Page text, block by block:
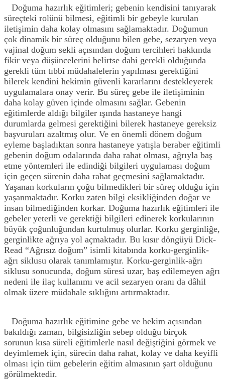
Doğuma hazırlık eğitimleri; gebenin kendisini tanıyarak
süreçteki rolünü bilmesi, eğitimli bir gebeyle kurulan
iletişimin daha kolay olmasını sağlamaktadır. Doğumun
çok dinamik bir süreç olduğunu bilen gebe, sezaryen veya
vajinal doğum sekli açısından doğum tercihleri hakkında
fikir veya düşüncelerini belirtse dahi gerekli olduğunda
gerekli tüm tıbbi müdahalelerin yapılması gerektiğini
bilerek kendini hekimin güvenli kararlarını destekleyerek
uygulamalara onay verir. Bu süreç gebe ile iletişiminin
daha kolay güven içinde olmasını sağlar. Gebenin
eğitimlerde aldığı bilgiler ışında hastaneye hangi
durumlarda gelmesi gerektiğini bilerek hastaneye gereksiz
başvuruları azaltmış olur. Ve en önemli dönem doğum
eyleme başladıktan sonra hastaneye yatışla beraber eğitimli
gebenin doğum odalarında daha rahat olması, ağrıyla baş
etme yöntemleri ile edindiği bilgileri uygulaması doğum
için geçen sürenin daha rahat geçmesini sağlamaktadır.
Yaşanan korkuların çoğu bilmedikleri bir süreç olduğu için
yaşanmaktadır. Korku zaten bilgi eksikliğinden doğar ve
insan bilmediğinden korkar. Doğuma hazırlık eğitimleri ile
gebeler yeterli ve gerektiği bilgileri edinerek korkularının
büyük çoğunluğundan kurtulmuş olurlar. Korku gerginliğe,
gerginlikte ağrıya yol açmaktadır. Bu kısır döngüyü Dick-
Read “Ağrısız doğum” isimli kitabında korku-gerginlik-
ağrı siklusu olarak tanımlamıştır. Korku-gerginlik-ağrı
siklusu sonucunda, doğum süresi uzar, baş edilemeyen ağrı
nedeni ile ilaç kullanımı ve acil sezaryen oranı da dâhil
olmak üzere müdahale sıklığını artırmaktadır.
Doğuma hazırlık eğitimine gebe ve hekim açısından
bakıldığı zaman, bilgisizliğin sebep olduğu birçok
sorunun kısa süreli eğitimlerle nasıl değiştiğini görmek ve
deyimlemek için, sürecin daha rahat, kolay ve daha keyifli
olması için tüm gebelerin eğitim almasının şart olduğunu
görülmektedir.